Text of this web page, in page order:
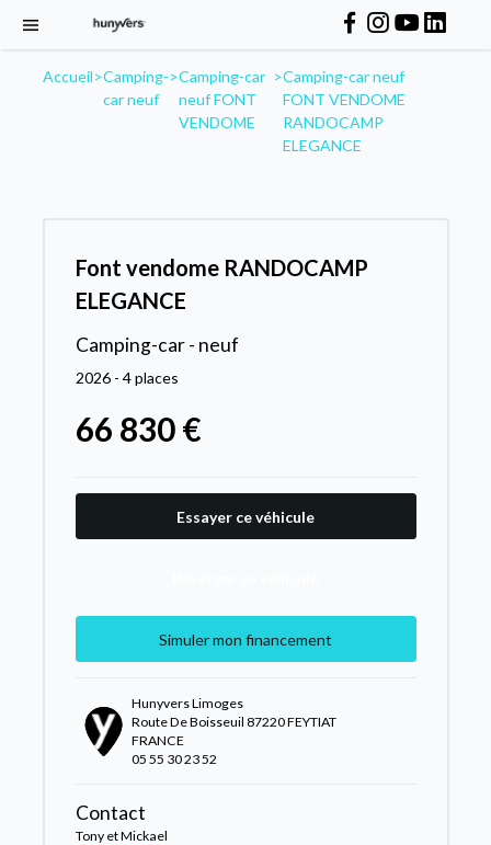
Accueil>Camping-
car neuf
>Camping-car
neuf FONT
VENDOME
>Camping-car neuf
FONT VENDOME
RANDOCAMP
ELEGANCE
Font vendome RANDOCAMP
ELEGANCE
Camping-car - neuf
2026 - 4 places
66 830 €
Essayer ce véhicule
Simuler mon financement
Hunyvers Limoges
Route De Boisseuil 87220 FEYTIAT
FRANCE
05 55 30 23 52
Contact
Tony et Mickael